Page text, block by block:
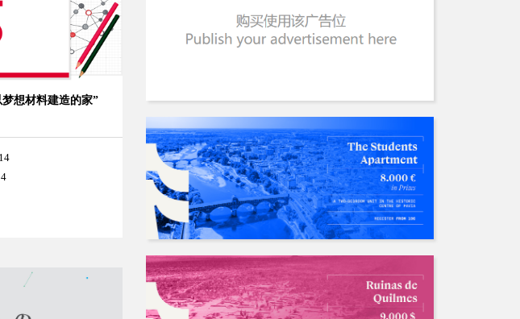
想材料建造的家”
初创事务所招募队友